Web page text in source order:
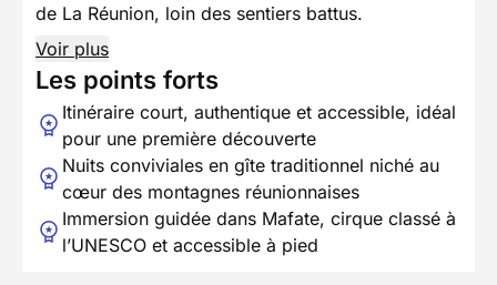
de La Réunion, loin des sentiers battus.
Voir plus
Les points forts
Itinéraire court, authentique et accessible, idéal
pour une première découverte
Nuits conviviales en gîte traditionnel niché au
cœur des montagnes réunionnaises
Immersion guidée dans Mafate, cirque classé à
l’UNESCO et accessible à pied